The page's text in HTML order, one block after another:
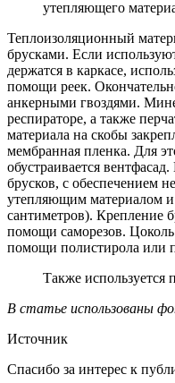
утепляющего
Теплоизоляционный
брусками. Если
держатся в каркасе,
помощи реек.
анкерными гвоздями.
респираторе, а также
материала на скобы
мембранная пленка. Для
обустраивается
брусков, с обеспечением
утепляющим материалом
сантиметров). Крепление
помощи саморезов.
помощи полистирола или
Также используется
В статье использованы
Источник
Спасибо за интерес к